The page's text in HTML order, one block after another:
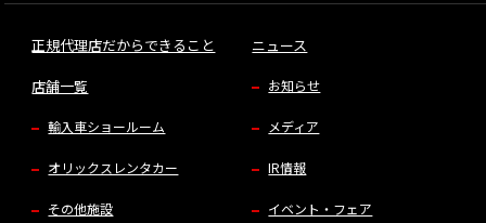
正規代理店だからできること
店舗一覧
輸入車ショールーム
オリックスレンタカー
その他施設
ニュース
お知らせ
メディア
IR情報
イベント・フェア